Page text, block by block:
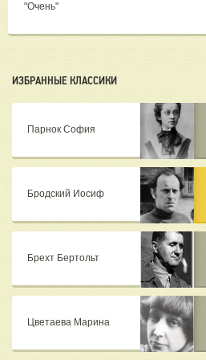
"Очень"
ИЗБРАННЫЕ КЛАССИКИ
Парнок София
Бродский Иосиф
Брехт Бертольт
Цветаева Марина